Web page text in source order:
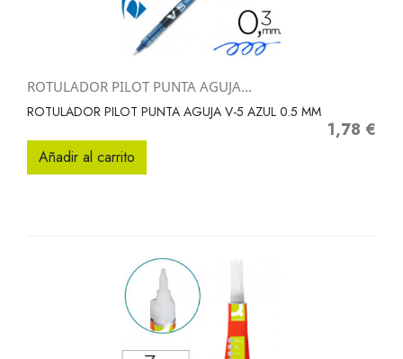
ROTULADOR PILOT PUNTA AGUJA...
ROTULADOR PILOT PUNTA AGUJA V-5 AZUL 0.5 MM
Precio
1,78 €
Añadir al carrito